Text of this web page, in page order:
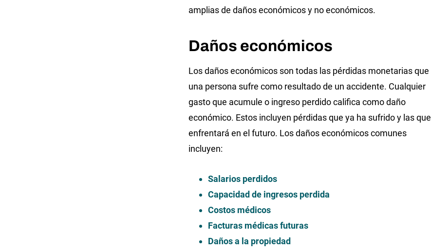
amplias de daños económicos y no económicos.
Daños económicos
Los daños económicos son todas las pérdidas monetarias que
una persona sufre como resultado de un accidente. Cualquier
gasto que acumule o ingreso perdido califica como daño
económico. Estos incluyen pérdidas que ya ha sufrido y las que
enfrentará en el futuro. Los daños económicos comunes
incluyen:
Salarios perdidos
Capacidad de ingresos perdida
Costos médicos
Facturas médicas futuras
Daños a la propiedad